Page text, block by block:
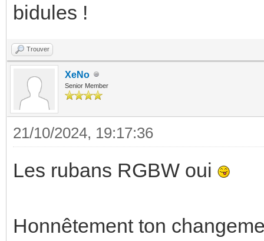
bidules !
Trouver
XeNo
Senior Member
21/10/2024, 19:17:36
Les rubans RGBW oui
Honnêtement ton